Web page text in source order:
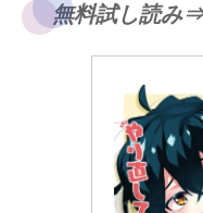
無料試し読み